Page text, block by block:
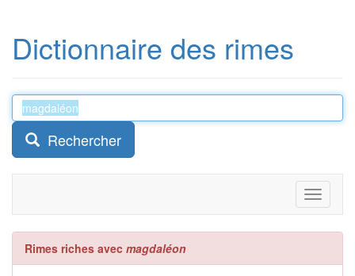
Dictionnaire des rimes
Rechercher
Toggle
Rimes riches avec magdaléon